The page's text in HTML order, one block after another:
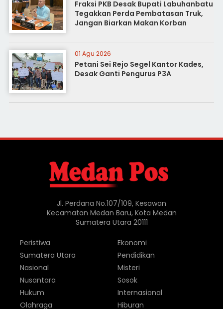
Fraksi PKB Desak Bupati Labuhanbatu
Tegakkan Perda Pembatasan Truk,
Jangan Biarkan Makan Korban
01 Agu 2026
Petani Sei Rejo Segel Kantor Kades,
Desak Ganti Pengurus P3A
Jl. Perdana No.107/109, Kesawan
Kecamatan Medan Baru, Kota Medan
Sumatera Utara 20111
Peristiwa
Sumatera Utara
Nasional
Nusantara
Hukum
Olahraga
Ekonomi
Pendidikan
Misteri
Sosok
Internasional
Hiburan